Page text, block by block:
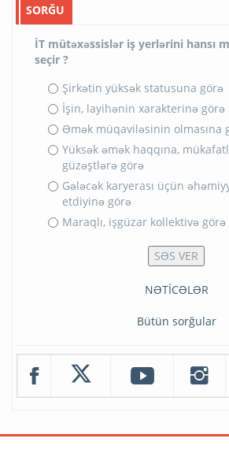
SORĞU
İT mütəxəssislər iş yerlərini hansı
seçir ?
Şirkətin yüksək statusuna görə
İşin, layihənin xarakterinə görə
Əmək müqaviləsinin olmasına
Yüksək əmək haqqına,
güzəştlərə görə
Gələcək karyerası üçün
etdiyinə görə
Maraqlı, işgüzar kollektivə görə
NƏTİCƏLƏR
Bütün sorğular